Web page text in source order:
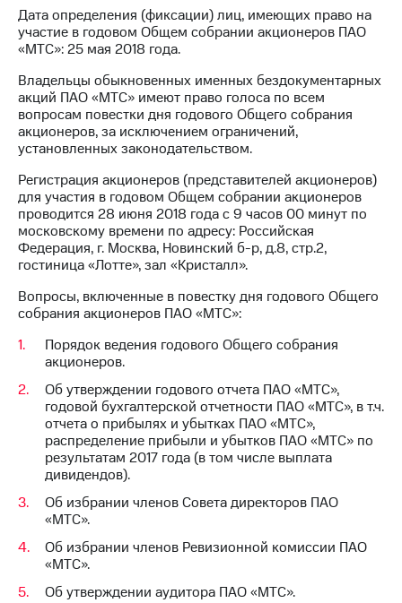
и акционерам
Корпоративное
управление
Корпоративный
секретарь
Раскрытие
информации
Информация
Документы
ПАО
"МТС"
Собрания
акционеров
Личный
акционера
Акционерный
Контроль
и
аудит
Рынок
акций
Описание
Программа
приобретения
Порядок
выкупа
акций
Дивиденды
Рынок
облигаций
Дата определения (фиксации) лиц, имеющих право на
участие в годовом Общем собрании акционеров ПАО
«МТС»: 25 мая 2018 года.
Владельцы обыкновенных именных бездокументарных
акций ПАО «МТС» имеют право голоса по всем
вопросам повестки дня годового Общего собрания
акционеров, за исключением ограничений,
установленных законодательством.
Регистрация акционеров (представителей акционеров)
для участия в годовом Общем собрании акционеров
проводится 28 июня 2018 года с 9 часов 00 минут по
московскому времени по адресу: Российская
Федерация, г. Москва, Новинский б-р, д.8, стр.2,
гостиница «Лотте», зал «Кристалл».
Вопросы, включенные в повестку дня годового Общего
собрания акционеров ПАО «МТС»:
Порядок ведения годового Общего собрания
акционеров.
Об утверждении годового отчета ПАО «МТС»,
годовой бухгалтерской отчетности ПАО «МТС», в т.ч.
отчета о прибылях и убытках ПАО «МТС»,
распределение прибыли и убытков ПАО «МТС» по
результатам 2017 года (в том числе выплата
дивидендов).
Об избрании членов Совета директоров ПАО
«МТС».
Об избрании членов Ревизионной комиссии ПАО
«МТС».
Об утверждении аудитора ПАО «МТС».